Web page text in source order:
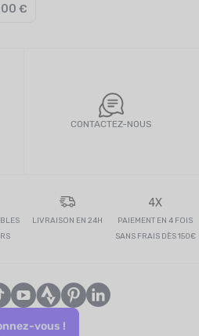
€
CONTACTEZ-NOUS
LIVRAISON EN 24H
4X
PAIEMENT EN 4 FOIS
SANS FRAIS DÈS 150€
vous !